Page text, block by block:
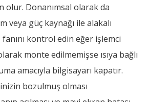
olur. Donanımsal olarak da
veya güç kaynağı ile alakalı
kontrol edin eğer işlemci
monte edilmemişse ısıya bağlı
amacıyla bilgisayarı kapatır.
bozulmuş olması